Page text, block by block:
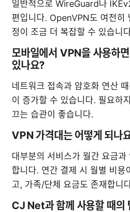
일반적으로 WireGuard나
편입니다. OpenVPN도 여전히
정이 조금 더 복잡할 수 있습니
모바일에서 VPN을 사용하면
있나요?
네트워크 접속과 암호화 연산
이 증가할 수 있습니다. 필요하
끄는 습관이 좋습니다.
VPN 가격대는 어떻게 되나
대부분의 서비스가 월간 요금과
합니다. 연간 결제 시 월별 비용
고, 가족/단체 요금도 존재합니
CJ Net과 함께 사용할 때의